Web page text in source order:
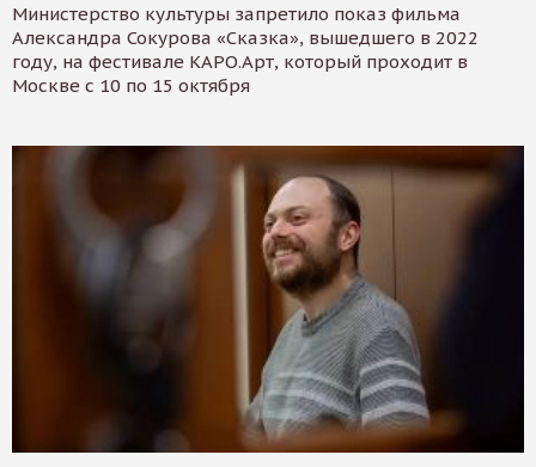
Министерство культуры запретило показ фильма
Александра Сокурова «Сказка», вышедшего в 2022
году, на фестивале КАРО.Арт, который проходит в
Москве с 10 по 15 октября